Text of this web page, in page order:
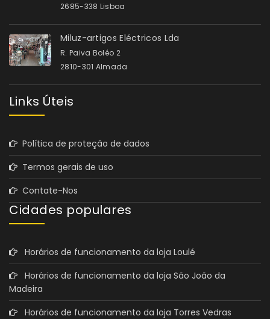
2685-338 Lisboa
Miluz-artigos Eléctricos Lda
R. Paiva Boléo 2
2810-301 Almada
Links Úteis
Política de proteção de dados
Termos gerais de uso
Contate-Nos
Cidades populares
Horários de funcionamento da loja Loulé
Horários de funcionamento da loja São João da
Madeira
Horários de funcionamento da loja Torres Vedras